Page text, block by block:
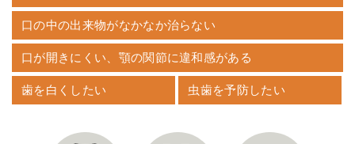
口の中の出来物がなかなか治らない
口が開きにくい、顎の関節に違和感がある
歯を白くしたい 虫歯を予防したい